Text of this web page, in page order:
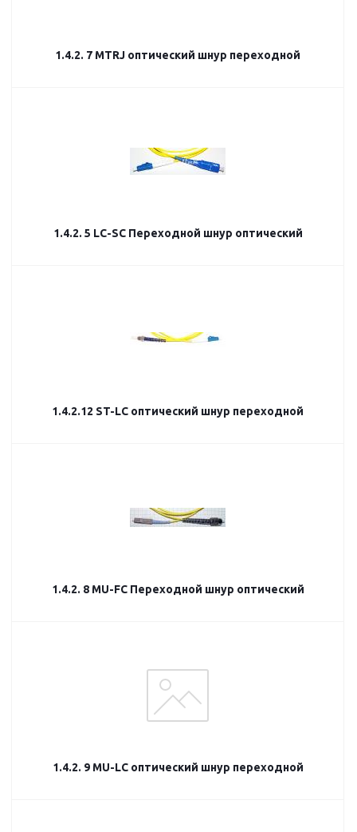
1.4.2. 7 MTRJ оптический шнур переходной
1.4.2. 5 LC-SC Переходной шнур оптический
1.4.2.12 ST-LC оптический шнур переходной
1.4.2. 8 MU-FC Переходной шнур оптический
1.4.2. 9 MU-LC оптический шнур переходной